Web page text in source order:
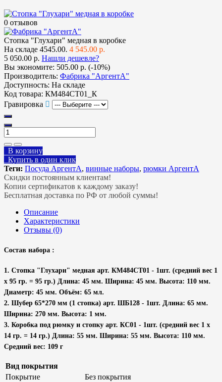
0 отзывов
Стопка "Глухари" медная в коробке
На складе 4545.00. 4 545.00 р.
5 050.00 р. Нашли дешевле?
Вы экономите: 505.00 р. (-10%)
Производитель: Фабрика "АргентА"
Доступность: На складе
Код товара: КМ484СТ01_К
Гравировка
В корзину
Купить в один клик
Теги: Посуда АргентА, винные наборы, рюмки АргентА
Скидки постоянным клиентам!
Копии сертификатов к каждому заказу!
Бесплатная доставка по РФ от любой суммы!
Описание
Характеристики
Отзывы (0)
Состав набора :
1. Стопка "Глухари" медная арт. КМ484СТ01 - 1шт. (средний вес 1
х 95 гр. = 95 гр.) Длина: 45 мм. Ширина: 45 мм. Высота: 110 мм.
Диаметр: 45 мм. Объём: 65 мл.
2. Шубер 65*270 мм (1 стопка) арт. ШБ128 - 1шт. Длина: 65 мм.
Ширина: 270 мм. Высота: 1 мм.
3. Коробка под рюмку и стопку арт. КС01 - 1шт. (средний вес 1 х
14 гр. = 14 гр.) Длина: 55 мм. Ширина: 55 мм. Высота: 110 мм.
Средний вес: 109 г
Вид покрытия
Покрытие
Без покрытия